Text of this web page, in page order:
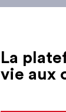
La
vie aux